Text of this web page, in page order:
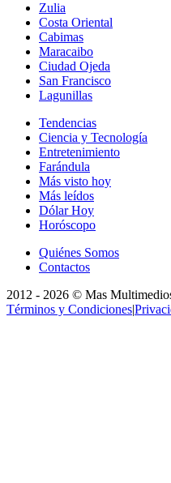
Zulia
Costa Oriental
Cabimas
Maracaibo
Ciudad Ojeda
San Francisco
Lagunillas
Tendencias
Ciencia y Tecnología
Entretenimiento
Farándula
Más visto hoy
Más leídos
Dólar Hoy
Horóscopo
Quiénes Somos
Contactos
2012 - 2026 © Mas
Términos y Condiciones|